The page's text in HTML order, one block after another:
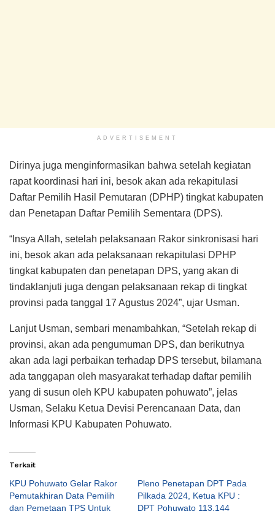
ADVERTISEMENT
Dirinya juga menginformasikan bahwa setelah kegiatan
rapat koordinasi hari ini, besok akan ada rekapitulasi
Daftar Pemilih Hasil Pemutaran (DPHP) tingkat kabupaten
dan Penetapan Daftar Pemilih Sementara (DPS).
“Insya Allah, setelah pelaksanaan Rakor sinkronisasi hari
ini, besok akan ada pelaksanaan rekapitulasi DPHP
tingkat kabupaten dan penetapan DPS, yang akan di
tindaklanjuti juga dengan pelaksanaan rekap di tingkat
provinsi pada tanggal 17 Agustus 2024”, ujar Usman.
Lanjut Usman, sembari menambahkan, “Setelah rekap di
provinsi, akan ada pengumuman DPS, dan berikutnya
akan ada lagi perbaikan terhadap DPS tersebut, bilamana
ada tanggapan oleh masyarakat terhadap daftar pemilih
yang di susun oleh KPU kabupaten pohuwato”, jelas
Usman, Selaku Ketua Devisi Perencanaan Data, dan
Informasi KPU Kabupaten Pohuwato.
Terkait
KPU Pohuwato Gelar Rakor
Pemutakhiran Data Pemilih
dan Pemetaan TPS Untuk
Pleno Penetapan DPT Pada
Pilkada 2024, Ketua KPU :
DPT Pohuwato 113.144